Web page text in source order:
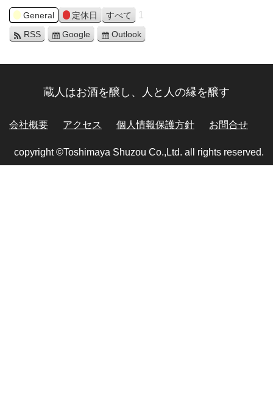
General 定休日 すべて 1
RSS Google Outlook
蔵人はお酒を醸し、人と人の縁を醸す
会社概要 アクセス 個人情報保護方針 お問合せ
copyright ©Toshimaya Shuzou Co.,Ltd. all rights reserved.